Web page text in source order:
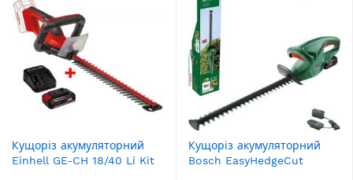
Кущоріз акумуляторний
Einhell GE-CH 18/40 Li Kit
Кущоріз акумуляторний
Bosch EasyHedgeCut